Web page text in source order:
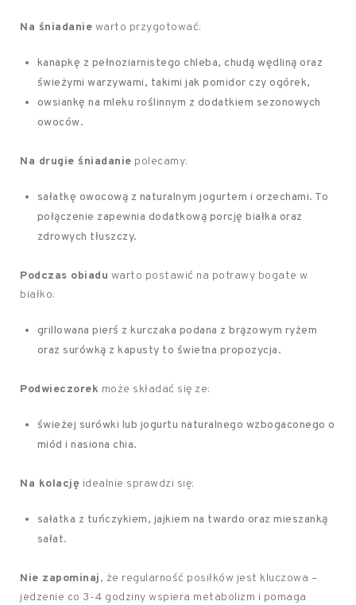
Na śniadanie warto przygotować:
kanapkę z pełnoziarnistego chleba, chudą wędliną oraz
świeżymi warzywami, takimi jak pomidor czy ogórek,
owsiankę na mleku roślinnym z dodatkiem sezonowych
owoców.
Na drugie śniadanie polecamy:
sałatkę owocową z naturalnym jogurtem i orzechami. To
połączenie zapewnia dodatkową porcję białka oraz
zdrowych tłuszczy.
Podczas obiadu warto postawić na potrawy bogate w
białko:
grillowana pierś z kurczaka podana z brązowym ryżem
oraz surówką z kapusty to świetna propozycja.
Podwieczorek może składać się ze:
świeżej surówki lub jogurtu naturalnego wzbogaconego o
miód i nasiona chia.
Na kolację idealnie sprawdzi się:
sałatka z tuńczykiem, jajkiem na twardo oraz mieszanką
sałat.
Nie zapominaj, że regularność posiłków jest kluczowa –
jedzenie co 3-4 godziny wspiera metabolizm i pomaga